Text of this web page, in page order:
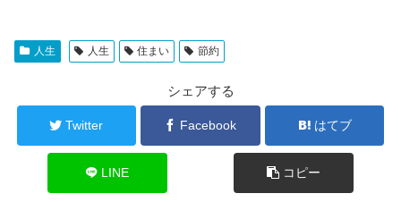
人生 人生 住まい 節約
シェアする
Twitter Facebook はてブ
LINE コピー